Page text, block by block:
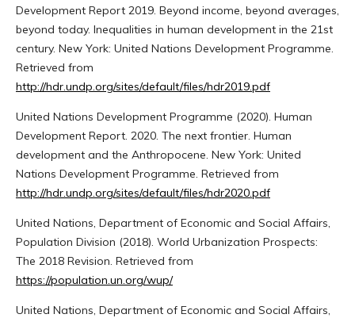
Development Report 2019. Beyond income, beyond averages,
beyond today. Inequalities in human development in the 21st
century. New York: United Nations Development Programme.
Retrieved from
http://hdr.undp.org/sites/default/files/hdr2019.pdf
United Nations Development Programme (2020). Human
Development Report. 2020. The next frontier. Human
development and the Anthropocene. New York: United
Nations Development Programme. Retrieved from
http://hdr.undp.org/sites/default/files/hdr2020.pdf
United Nations, Department of Economic and Social Affairs,
Population Division (2018). World Urbanization Prospects:
The 2018 Revision. Retrieved from
https://population.un.org/wup/
United Nations, Department of Economic and Social Affairs,